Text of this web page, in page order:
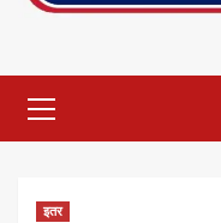
Menu
इतर